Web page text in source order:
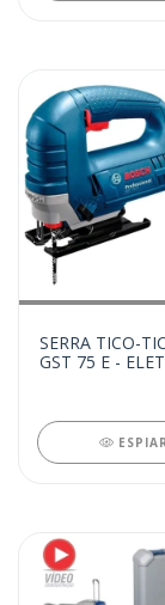
SERRA TICO-
GST 75 E -
ESPIAR